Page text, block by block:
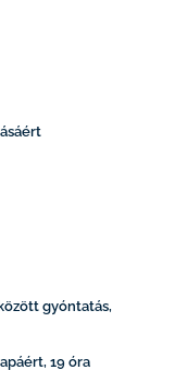
gyóntatás,
19 óra